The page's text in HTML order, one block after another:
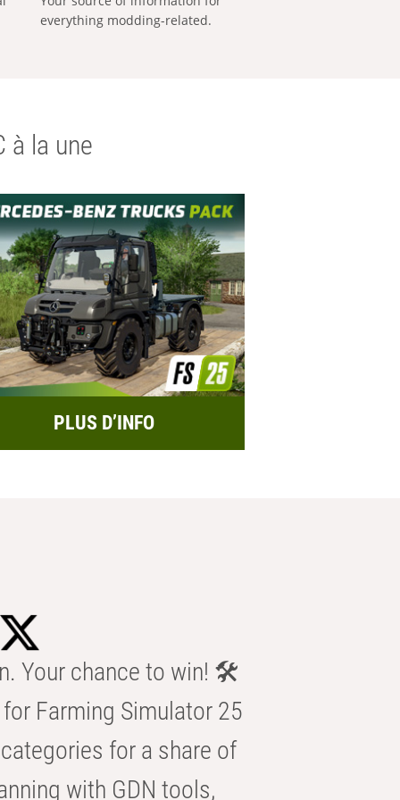
everything modding-related.
à la une
PLUS D’INFO
Your chance to win! 🛠️
Farming Simulator 25
for a share of
with GDN tools,